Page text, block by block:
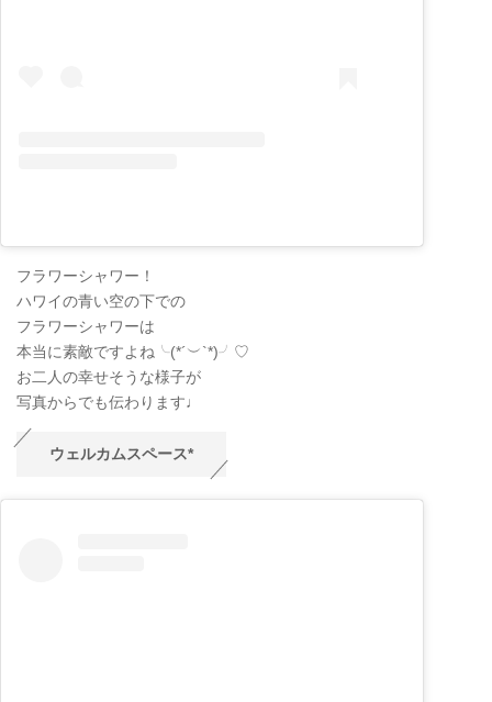
フラワーシャワー！
ハワイの青い空の下での
フラワーシャワーは
本当に素敵ですよね╰(*´︶`*)╯♡
お二人の幸せそうな様子が
写真からでも伝わります♩
ウェルカムスペース*